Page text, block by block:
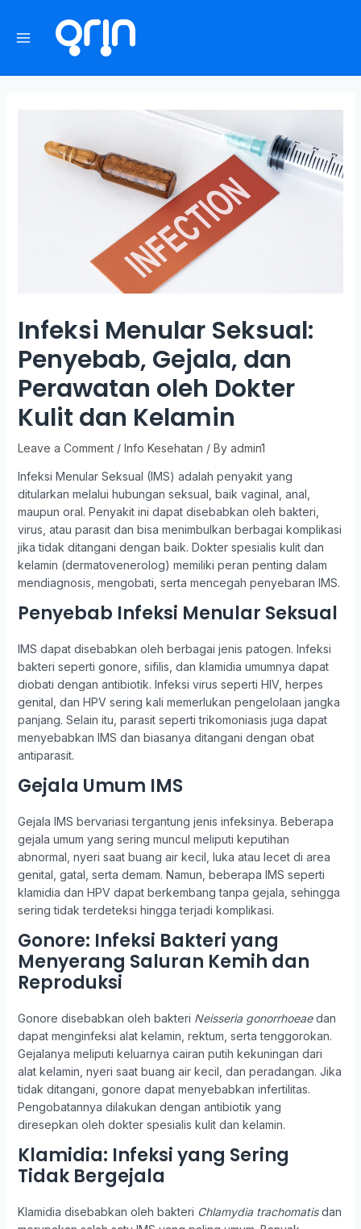
Infeksi Menular Seksual:
Penyebab, Gejala, dan
Perawatan oleh Dokter
Kulit dan Kelamin
Leave a Comment / Info Kesehatan / By admin1
Infeksi Menular Seksual (IMS) adalah penyakit yang
ditularkan melalui hubungan seksual, baik vaginal, anal,
maupun oral. Penyakit ini dapat disebabkan oleh bakteri,
virus, atau parasit dan bisa menimbulkan berbagai komplikasi
jika tidak ditangani dengan baik. Dokter spesialis kulit dan
kelamin (dermatovenerolog) memiliki peran penting dalam
mendiagnosis, mengobati, serta mencegah penyebaran IMS.
Penyebab Infeksi Menular Seksual
IMS dapat disebabkan oleh berbagai jenis patogen. Infeksi
bakteri seperti gonore, sifilis, dan klamidia umumnya dapat
diobati dengan antibiotik. Infeksi virus seperti HIV, herpes
genital, dan HPV sering kali memerlukan pengelolaan jangka
panjang. Selain itu, parasit seperti trikomoniasis juga dapat
menyebabkan IMS dan biasanya ditangani dengan obat
antiparasit.
Gejala Umum IMS
Gejala IMS bervariasi tergantung jenis infeksinya. Beberapa
gejala umum yang sering muncul meliputi keputihan
abnormal, nyeri saat buang air kecil, luka atau lecet di area
genital, gatal, serta demam. Namun, beberapa IMS seperti
klamidia dan HPV dapat berkembang tanpa gejala, sehingga
sering tidak terdeteksi hingga terjadi komplikasi.
Gonore: Infeksi Bakteri yang
Menyerang Saluran Kemih dan
Reproduksi
Gonore disebabkan oleh bakteri Neisseria gonorrhoeaedan
dapat menginfeksi alat kelamin, rektum, serta tenggorokan.
Gejalanya meliputi keluarnya cairan putih kekuningan dari
alat kelamin, nyeri saat buang air kecil, dan peradangan. Jika
tidak ditangani, gonore dapat menyebabkan infertilitas.
Pengobatannya dilakukan dengan antibiotik yang
diresepkan oleh dokter spesialis kulit dan kelamin.
Klamidia: Infeksi yang Sering
Tidak Bergejala
Klamidia disebabkan oleh bakteri Chlamydia trachomatisdan